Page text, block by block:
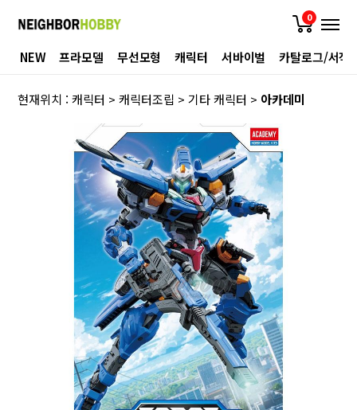
0
NEW 프라모델 무선모형 캐릭터 서바이벌 카탈로그/서적
현재위치 :캐릭터 >캐릭터조립 >기타 캐릭터 > 아카데미